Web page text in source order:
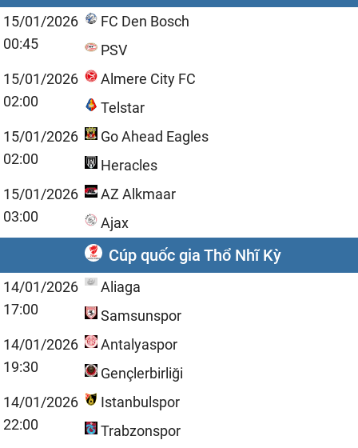
15/01/2026
00:45
FC Den Bosch
PSV
15/01/2026
02:00
Almere City FC
Telstar
15/01/2026
02:00
Go Ahead Eagles
Heracles
15/01/2026
03:00
AZ Alkmaar
Ajax
Cúp quốc gia Thổ Nhĩ Kỳ
14/01/2026
17:00
Aliaga
Samsunspor
14/01/2026
19:30
Antalyaspor
Gençlerbirliği
14/01/2026
22:00
Istanbulspor
Trabzonspor